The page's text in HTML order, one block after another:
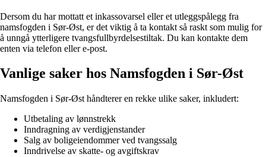
Dersom du har mottatt et inkassovarsel eller et utleggspålegg fra
namsfogden i Sør-Øst, er det viktig å ta kontakt så raskt som mulig for
å unngå ytterligere tvangsfullbyrdelsestiltak. Du kan kontakte dem
enten via telefon eller e-post.
Vanlige saker hos Namsfogden i Sør-Øst
Namsfogden i Sør-Øst håndterer en rekke ulike saker, inkludert:
Utbetaling av lønnstrekk
Inndragning av verdigjenstander
Salg av boligeiendommer ved tvangssalg
Inndrivelse av skatte- og avgiftskrav